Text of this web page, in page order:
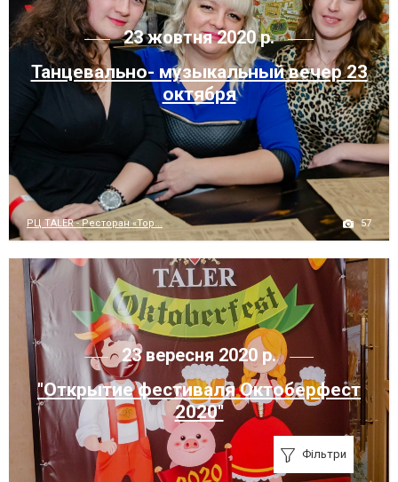
23 жовтня 2020 р.
Танцевально- музыкальный вечер 23
октября
РЦ TALER - Ресторан «Тор... 57
23 вересня 2020 р.
"Открытие фестиваля Октоберфест
2020"
Фільтри